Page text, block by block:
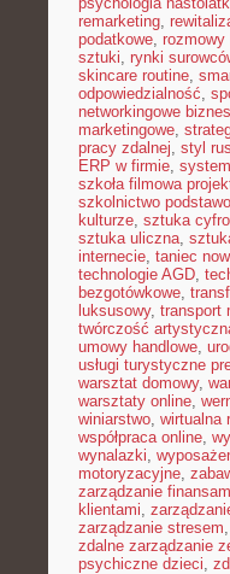
remarketing,
podatkowe,
sztuki, rynki
skincare routine,
odpowiedzialność,
networkingowe
marketingowe,
pracy zdalnej, styl
ERP w firmie,
szkoła filmowa
szkolnictwo
kulturze, sztuka
sztuka uliczna,
internecie, taniec
technologie AGD,
bezgotówkowe,
luksusowy, transport
twórczość
umowy handlowe,
usługi turystyczne
warsztat domowy,
warsztaty online,
winiarstwo, wirtualna
współpraca online,
wynalazki,
motoryzacyjne,
zarządzanie
klientami,
zarządzanie stresem,
zdalne zarządzanie
psychiczne dzieci,